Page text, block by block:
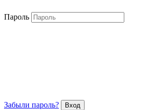
Пароль
Забыли пароль?